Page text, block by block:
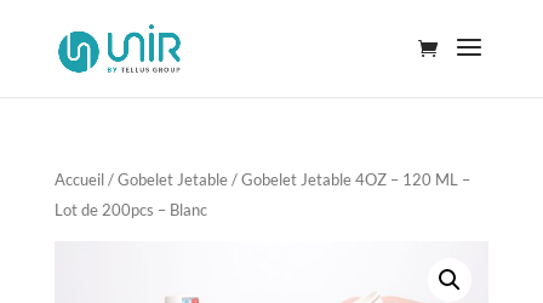
Accueil/Gobelet Jetable/ Gobelet Jetable 4OZ – 120 ML –
Lot de 200pcs – Blanc